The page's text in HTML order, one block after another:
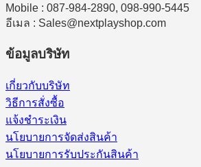
Mobile : 087-984-2890, 098-990-5445
อีเมล : Sales@nextplayshop.com
ข้อมูลบริษัท
เกี่ยวกับบริษัท
วิธีการสั่งซื้อ
แจ้งชำระเงิน
นโยบายการจัดส่งสินค้า
นโยบายการรับประกันสินค้า